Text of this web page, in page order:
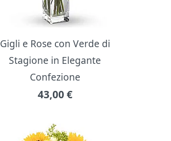
Gigli e Rose con Verde di
Stagione in Elegante
Confezione
43,00 €